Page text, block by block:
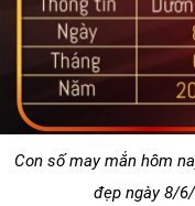
Con số may mắn hôm
đẹp ngày 8/